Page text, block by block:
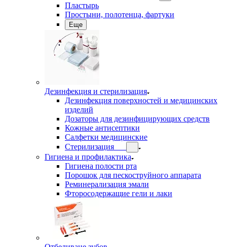
Пластырь
Простыни, полотенца, фартуки
Еще
Дезинфекция и стерилизация
Дезинфекция поверхностей и медицинских
изделий
Дозаторы для дезинфицирующих средств
Кожные антисептики
Салфетки медицинские
Стерилизация
Гигиена и профилактика
Гигиена полости рта
Порошок для пескоструйного аппарата
Реминерализация эмали
Фторосодержащие гели и лаки